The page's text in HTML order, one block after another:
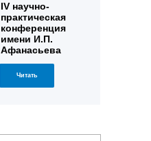
IV научно-
практическая
конференция
имени И.П.
Афанасьева
Читать